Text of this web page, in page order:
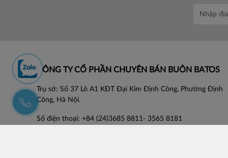
CÔNG TY CỔ PHẦN CHUYÊN BÁN BUÔN BATOS
Trụ sở: Số 37 Lô A1 KĐT Đại Kim Định Công, Phường Định
Công, Hà Nội.
Số điện thoại: +84 (24)3685 8811- 3565 8181